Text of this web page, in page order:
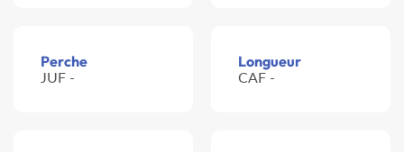
Perche
JUF -
Longueur
CAF -